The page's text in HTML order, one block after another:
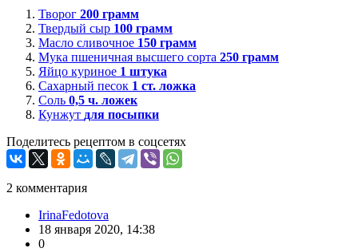
Творог 200 грамм
Твердый сыр 100 грамм
Масло сливочное 150 грамм
Мука пшеничная высшего сорта 250 грамм
Яйцо куриное 1 штука
Сахарный песок 1 ст. ложка
Соль 0,5 ч. ложек
Кунжут для посыпки
Поделитесь рецептом в соцсетях
2 комментария
IrinaFedotova
18 января 2020, 14:38
0